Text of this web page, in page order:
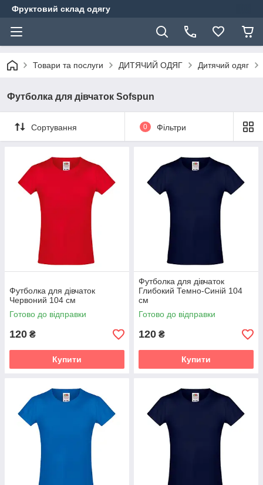
Фруктовий склад одягу
Товари та послуги ДИТЯЧИЙ ОДЯГ Дитячий одяг
Футболка для дівчаток Sofspun
Сортування 0 Фільтри
Футболка для дівчаток
Червоний 104 см
Готово до відправки
120 ₴
Купити
Футболка для дівчаток
Глибокий Темно-Синій 104
см
Готово до відправки
120 ₴
Купити